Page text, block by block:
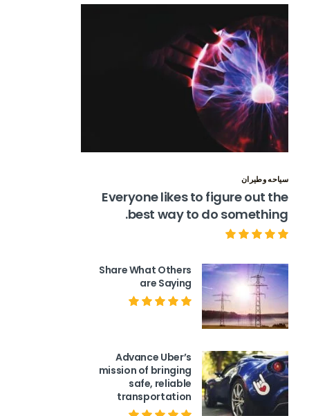
سياحه وطيران
Everyone likes to figure out the
best way to do something.
Share What Others
are Saying
Advance Uber’s
mission of bringing
safe, reliable
transportation